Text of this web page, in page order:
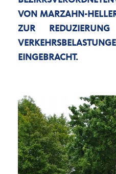
VON MARZAHN-
ZUR
EINGEBRACHT.